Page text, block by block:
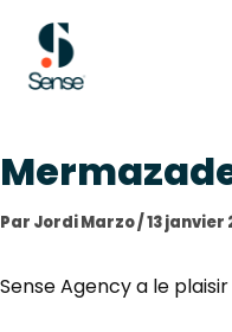
contenu
Par Jordi Marzo/13 janvier
Sense Agency a le